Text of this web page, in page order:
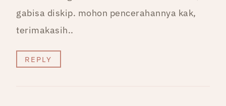
gabisa diskip. mohon pencerahannya kak,
terimakasih..
REPLY